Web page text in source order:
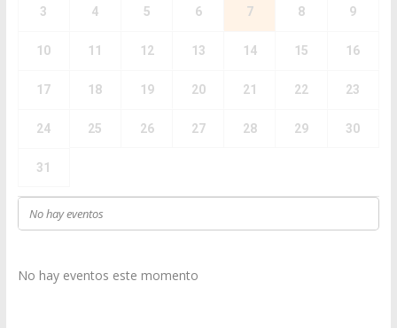
3 4 5 6 7 8 9
10 11 12 13 14 15 16
17 18 19 20 21 22 23
24 25 26 27 28 29 30
31
No hay eventos
No hay eventos este momento